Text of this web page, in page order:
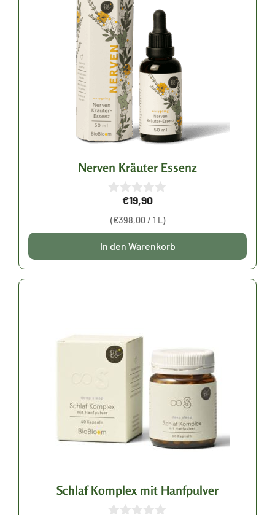
Nerven Kräuter Essenz
o
n
5
€19,90
(€398,00/ 1 L)
In den Warenkorb
Schlaf Komplex mit Hanfpulver